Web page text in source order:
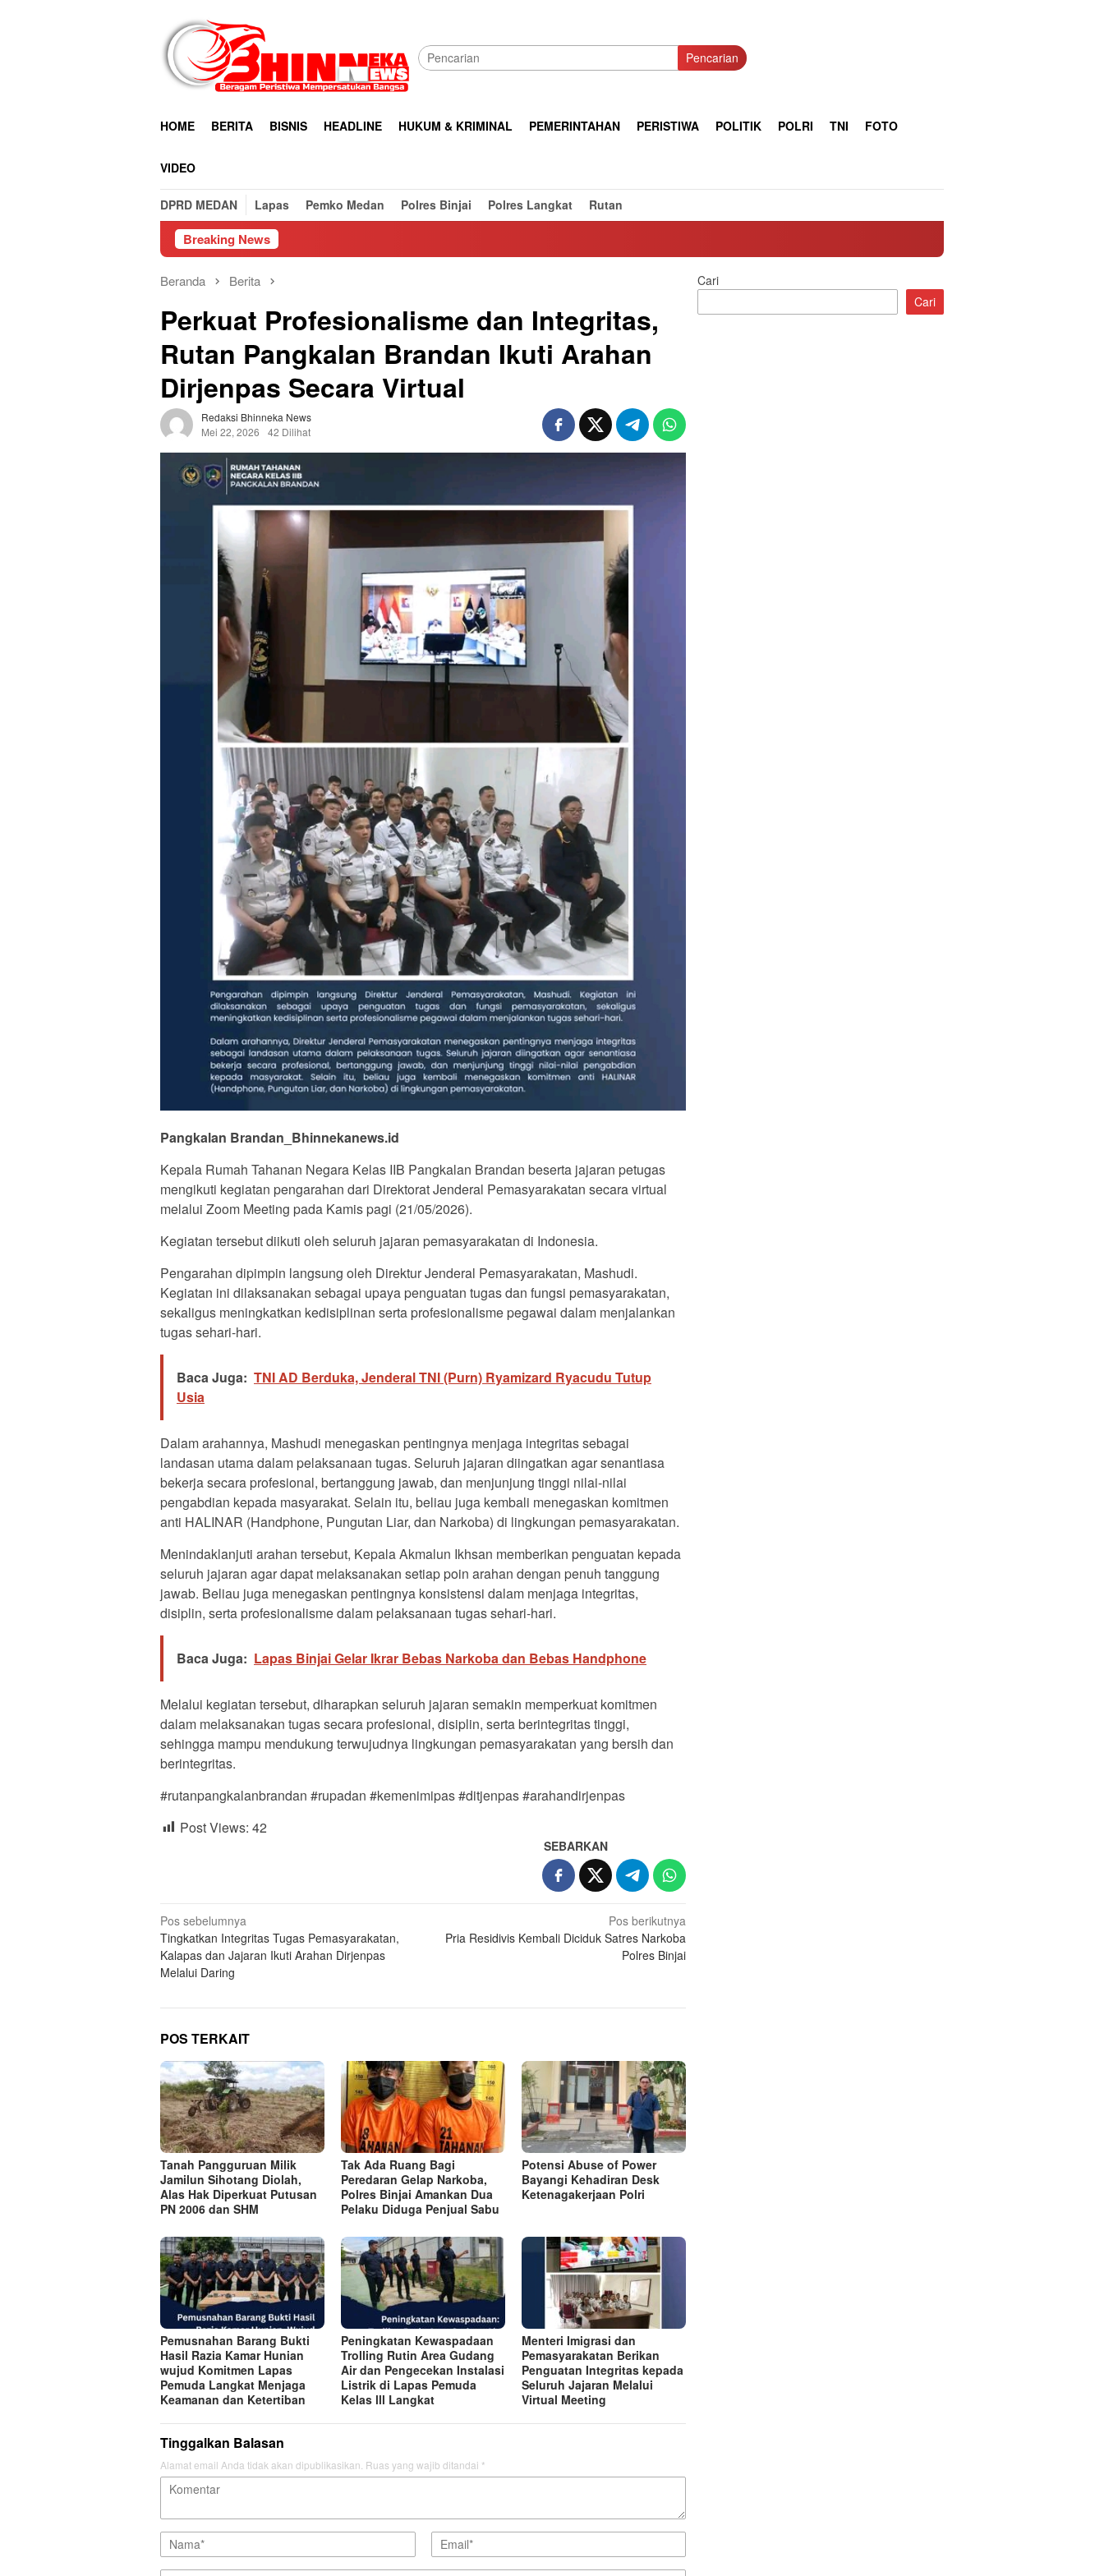
Pencarian
HOME BERITA BISNIS HEADLINE HUKUM & KRIMINAL PEMERINTAHAN PERISTIWA POLITIK POLRI TNI FOTO
VIDEO
DPRD MEDAN Lapas Pemko Medan Polres Binjai Polres Langkat Rutan
Breaking News
Beranda Berita
Perkuat Profesionalisme dan Integritas,
Rutan Pangkalan Brandan Ikuti Arahan
Dirjenpas Secara Virtual
Redaksi Bhinneka News
Mei 22, 2026
42 Dilihat
Pangkalan Brandan_Bhinnekanews.id
Kepala Rumah Tahanan Negara Kelas IIB Pangkalan Brandan beserta jajaran petugas
mengikuti kegiatan pengarahan dari Direktorat Jenderal Pemasyarakatan secara virtual
melalui Zoom Meeting pada Kamis pagi (21/05/2026).
Kegiatan tersebut diikuti oleh seluruh jajaran pemasyarakatan di Indonesia.
Pengarahan dipimpin langsung oleh Direktur Jenderal Pemasyarakatan, Mashudi.
Kegiatan ini dilaksanakan sebagai upaya penguatan tugas dan fungsi pemasyarakatan,
sekaligus meningkatkan kedisiplinan serta profesionalisme pegawai dalam menjalankan
tugas sehari-hari.
Baca Juga: TNI AD Berduka, Jenderal TNI (Purn) Ryamizard Ryacudu Tutup
Usia
Dalam arahannya, Mashudi menegaskan pentingnya menjaga integritas sebagai
landasan utama dalam pelaksanaan tugas. Seluruh jajaran diingatkan agar senantiasa
bekerja secara profesional, bertanggung jawab, dan menjunjung tinggi nilai-nilai
pengabdian kepada masyarakat. Selain itu, beliau juga kembali menegaskan komitmen
anti HALINAR (Handphone, Pungutan Liar, dan Narkoba) di lingkungan pemasyarakatan.
Menindaklanjuti arahan tersebut, Kepala Akmalun Ikhsan memberikan penguatan kepada
seluruh jajaran agar dapat melaksanakan setiap poin arahan dengan penuh tanggung
jawab. Beliau juga menegaskan pentingnya konsistensi dalam menjaga integritas,
disiplin, serta profesionalisme dalam pelaksanaan tugas sehari-hari.
Baca Juga: Lapas Binjai Gelar Ikrar Bebas Narkoba dan Bebas Handphone
Melalui kegiatan tersebut, diharapkan seluruh jajaran semakin memperkuat komitmen
dalam melaksanakan tugas secara profesional, disiplin, serta berintegritas tinggi,
sehingga mampu mendukung terwujudnya lingkungan pemasyarakatan yang bersih dan
berintegritas.
#rutanpangkalanbrandan #rupadan #kemenimipas #ditjenpas #arahandirjenpas
Post Views: 42
SEBARKAN
Navigasi
pos
Pos sebelumnya
Tingkatkan Integritas Tugas Pemasyarakatan,
Kalapas dan Jajaran Ikuti Arahan Dirjenpas
Melalui Daring
Pos berikutnya
Pria Residivis Kembali Diciduk Satres Narkoba
Polres Binjai
POS TERKAIT
Tanah Pangguruan Milik
Jamilun Sihotang Diolah,
Alas Hak Diperkuat Putusan
PN 2006 dan SHM
Tak Ada Ruang Bagi
Peredaran Gelap Narkoba,
Polres Binjai Amankan Dua
Pelaku Diduga Penjual Sabu
Potensi Abuse of Power
Bayangi Kehadiran Desk
Ketenagakerjaan Polri
Pemusnahan Barang Bukti
Hasil Razia Kamar Hunian
wujud Komitmen Lapas
Pemuda Langkat Menjaga
Keamanan dan Ketertiban
Peningkatan Kewaspadaan
Trolling Rutin Area Gudang
Air dan Pengecekan Instalasi
Listrik di Lapas Pemuda
Kelas lll Langkat
Menteri Imigrasi dan
Pemasyarakatan Berikan
Penguatan Integritas kepada
Seluruh Jajaran Melalui
Virtual Meeting
Tinggalkan Balasan
Alamat email Anda tidak akan dipublikasikan. Ruas yang wajib ditandai *
Cari
Cari